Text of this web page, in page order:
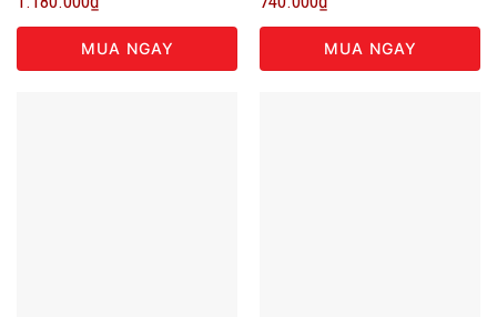
MUA NGAY MUA NGAY